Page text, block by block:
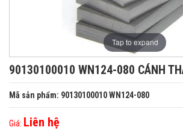
Tap to expand
90130100010 WN124-080 CÁNH
Mã sản phẩm: 90130100010 WN124-080
Giá: Liên hệ